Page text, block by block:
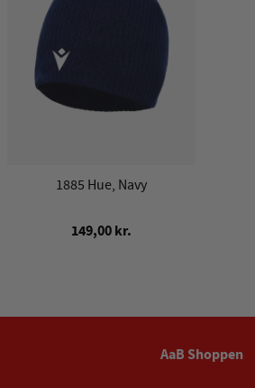
1885 Hue, Navy
149,00 kr.
AaB Shoppen